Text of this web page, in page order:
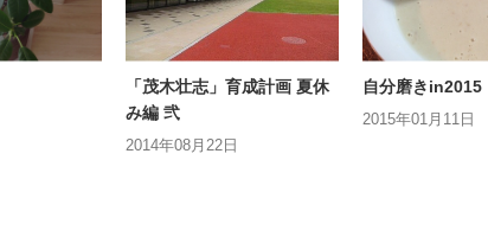
「茂木壮志」育成計画 夏休
み編 弐
2014年08月22日
自分磨きin2015
2015年01月11日